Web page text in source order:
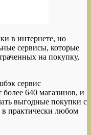
в интернете, но
сервисы, которые
на покупку,
сервис
более 640 магазинов, и
выгодные покупки с
в практически любом